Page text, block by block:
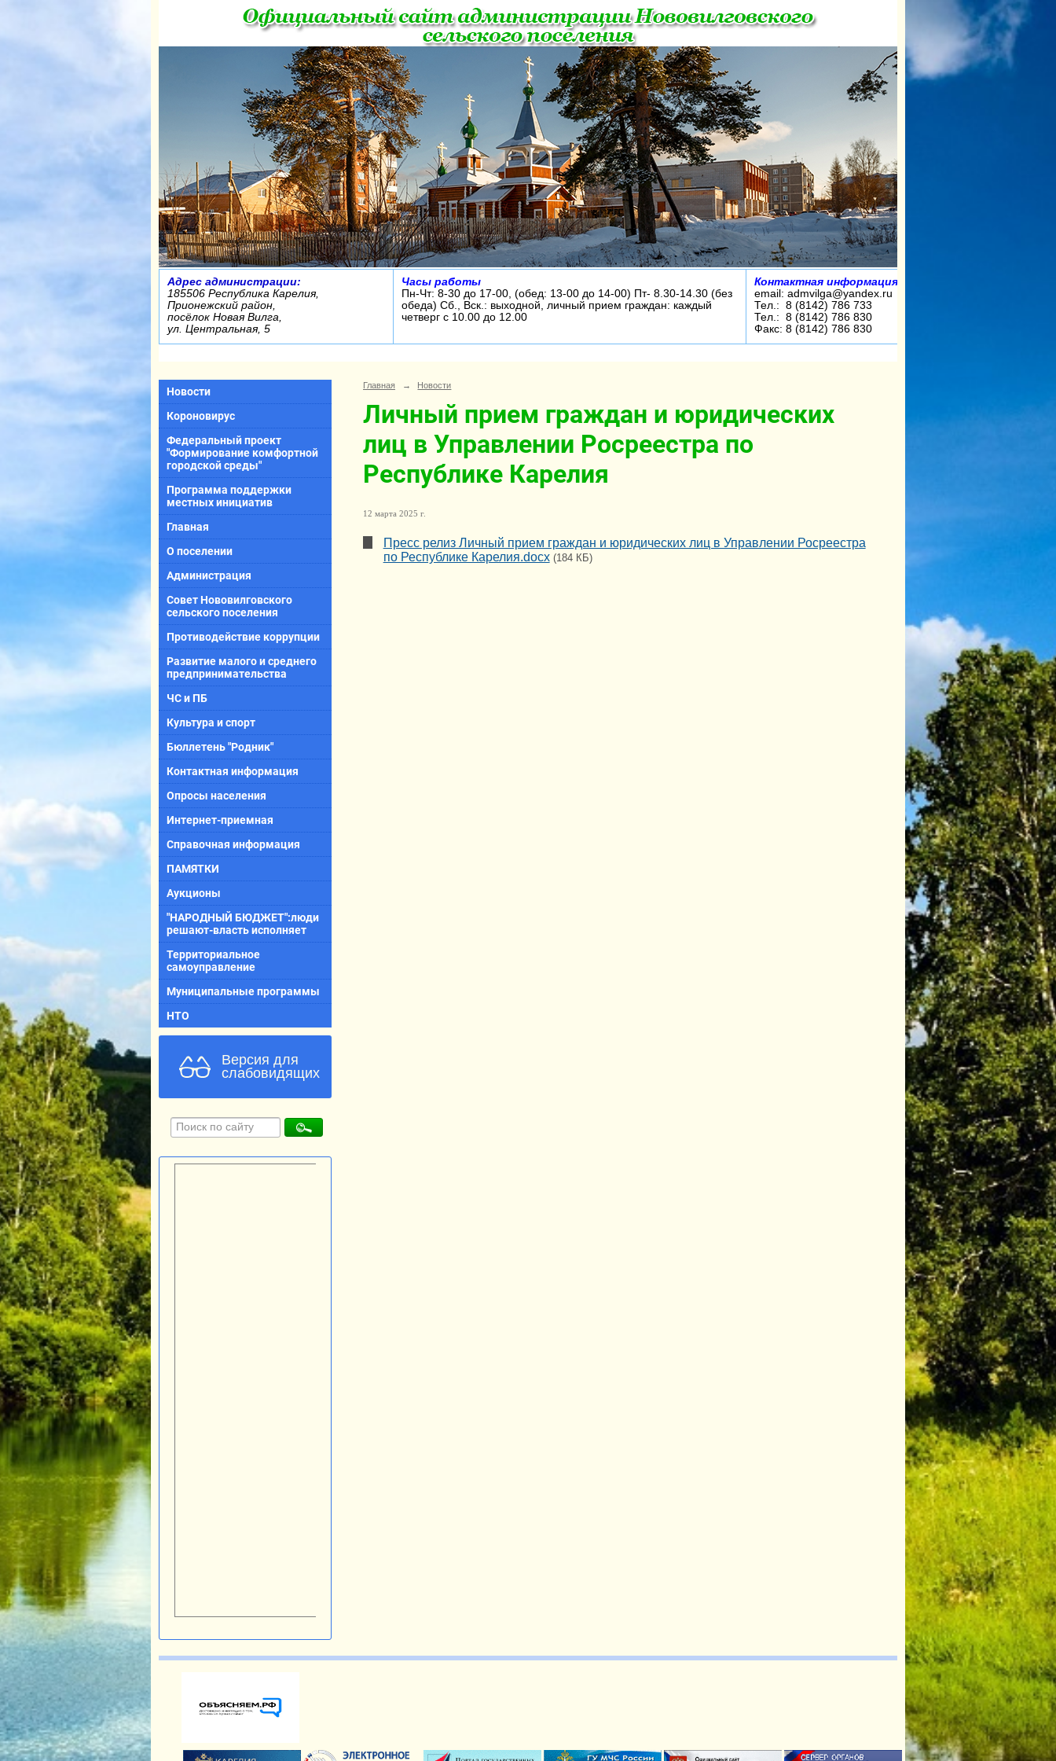
Адрес администрации:
185506 Республика Карелия,
Прионежский район,
посёлок Новая Вилга,
ул. Центральная, 5
Часы работы
Пн-Чт: 8-30 до 17-00, (обед: 13-00 до 14-00) Пт- 8.30-14.30 (без
обеда) Сб., Вск.: выходной, личный прием граждан: каждый
четверг с 10.00 до 12.00
Контактная информация:
email: admvilga@yandex.ru
Тел.: 8 (8142) 786 733
Тел.: 8 (8142) 786 830
Факс: 8 (8142) 786 830
Новости
Короновирус
Федеральный проект
"Формирование комфортной
городской среды"
Программа поддержки
местных инициатив
Главная
О поселении
Администрация
Совет Нововилговского
сельского поселения
Противодействие коррупции
Развитие малого и среднего
предпринимательства
ЧС и ПБ
Культура и спорт
Бюллетень "Родник"
Контактная информация
Опросы населения
Интернет-приемная
Справочная информация
ПАМЯТКИ
Аукционы
"НАРОДНЫЙ БЮДЖЕТ":люди
решают-власть исполняет
Территориальное
самоуправление
Муниципальные программы
НТО
Версия для
слабовидящих
Главная → Новости
Личный прием граждан и юридических
лиц в Управлении Росреестра по
Республике Карелия
12 марта 2025 г.
Пресс релиз Личный прием граждан и юридических лиц в Управлении Росреестра
по Республике Карелия.docx (184 КБ)